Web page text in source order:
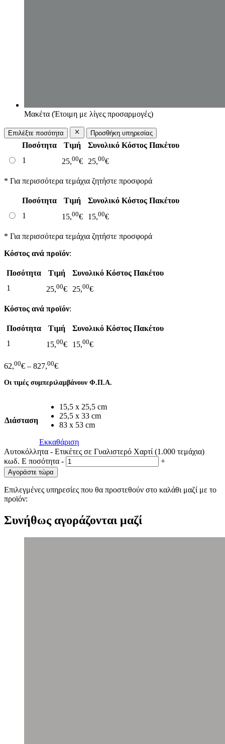
Μακέτα (Έτοιμη με λίγες προσαρμογές)
Επιλέξτε ποσότητα Προσθήκη υπηρεσίας
Ποσότητα Τιμή
Συνολικό Κόστος Πακέτου
1
25,00€ 25,00€
* Για περισσότερα τεμάχια ζητήστε προσφορά
Ποσότητα Τιμή
Συνολικό Κόστος Πακέτου
1
15,00€ 15,00€
* Για περισσότερα τεμάχια ζητήστε προσφορά
Κόστος ανά προϊόν:
Ποσότητα Τιμή
Συνολικό Κόστος Πακέτου
1
25,00€ 25,00€
Κόστος ανά προϊόν:
Ποσότητα Τιμή
Συνολικό Κόστος Πακέτου
1
15,00€ 15,00€
62,00€ – 827,00€
Οι τιμές συμπεριλαμβάνουν Φ.Π.Α.
Διάσταση
15,5 x 25,5 cm
25,5 x 33 cm
83 x 53 cm
Εκκαθάριση
Αυτοκόλλητα - Ετικέτες σε Γυαλιστερό Χαρτί (1.000 τεμάχια)
κωδ. E ποσότητα - +
Αγοράστε τώρα
Επιλεγμένες υπηρεσίες που θα προστεθούν στο καλάθι μαζί με το
προϊόν:
Συνήθως αγοράζονται μαζί